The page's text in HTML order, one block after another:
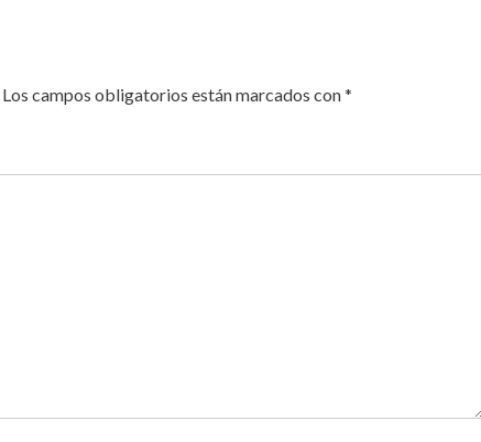
Los campos obligatorios están marcados con*